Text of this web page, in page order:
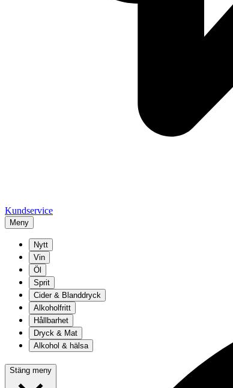
Kundservice
Meny
Nytt
Vin
Öl
Sprit
Cider & Blanddryck
Alkoholfritt
Hållbarhet
Dryck & Mat
Alkohol & hälsa
Stäng meny